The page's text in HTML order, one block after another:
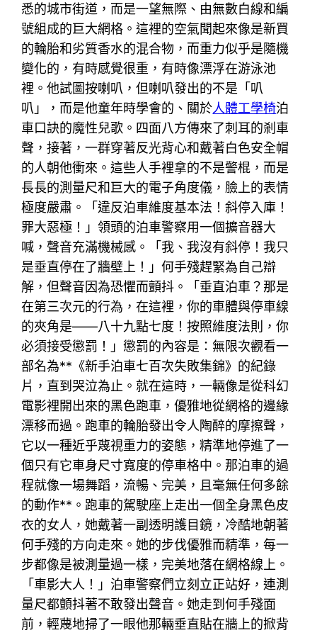
悉的城市街道，而是一望無際、由無數白線和編
號組成的巨大網格。這裡的空氣聞起來像是新買
的輪胎和劣質香水的混合物，而重力似乎是隨機
變化的，有時感覺很重，有時像漂浮在游泳池
裡。他試圖按喇叭，但喇叭發出的不是「叭
叭」，而是他童年時學會的、關於人體工學椅泊
車口訣的魔性兒歌。四面八方傳來了刺耳的剎車
聲，接著，一群穿著反光背心和戴著白色安全帽
的人朝他衝來。這些人手裡拿的不是警棍，而是
長長的測量尺和巨大的電子角度儀，臉上的表情
極度嚴肅。「違反泊車維度基本法！斜停入庫！
罪大惡極！」領頭的泊車警察用一個擴音器大
喊，聲音充滿機械感。「我、我沒有斜停！我只
是垂直停在了牆壁上！」何手殘趕緊為自己辯
解，但聲音因為恐懼而顫抖。「垂直泊車？那是
在第三次元的行為，在這裡，你的車體與停車線
的夾角是——八十九點七度！按照維度法則，你
必須接受懲罰！」懲罰的內容是：無限次觀看一
部名為**《新手泊車七百次失敗集錦》的紀錄
片，直到哭泣為止。就在這時，一輛像是從科幻
電影裡開出來的黑色跑車，優雅地從網格的邊緣
漂移而過。跑車的輪胎發出令人陶醉的摩擦聲，
它以一種近乎蔑視重力的姿態，精準地停進了一
個只有它車身尺寸寬度的停車格中。那泊車的過
程就像一場舞蹈，流暢、完美，且毫無任何多餘
的動作**。跑車的駕駛座上走出一個全身黑色皮
衣的女人，她戴著一副透明護目鏡，冷酷地朝著
何手殘的方向走來。她的步伐優雅而精準，每一
步都像是被測量過一樣，完美地落在網格線上。
「車影大人！」泊車警察們立刻立正站好，連測
量尺都顫抖著不敢發出聲音。她走到何手殘面
前，輕蔑地掃了一眼他那輛垂直貼在牆上的掀背